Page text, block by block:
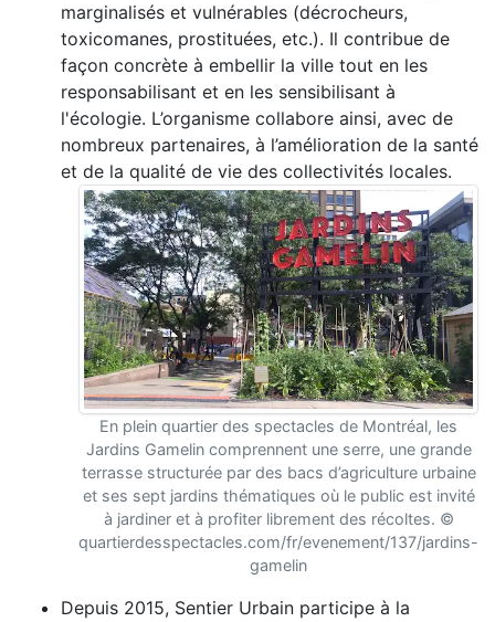
marginalisés et vulnérables (décrocheurs,
toxicomanes, prostituées, etc.). Il contribue de
façon concrète à embellir la ville tout en les
responsabilisant et en les sensibilisant à
l'écologie. L’organisme collabore ainsi, avec de
nombreux partenaires, à l’amélioration de la santé
et de la qualité de vie des collectivités locales.
En plein quartier des spectacles de Montréal, les
Jardins Gamelin comprennent une serre, une grande
terrasse structurée par des bacs d’agriculture urbaine
et ses sept jardins thématiques où le public est invité
à jardiner et à profiter librement des récoltes. ©
quartierdesspectacles.com/fr/evenement/137/jardins-
gamelin
Depuis 2015, Sentier Urbain participe à la